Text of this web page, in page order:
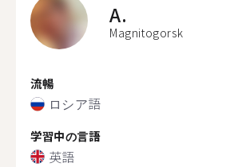
A.
Magnitogorsk
流暢
ロシア語
学習中の言語
英語